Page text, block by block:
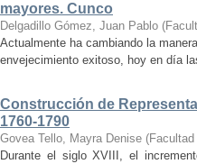
mayores. Cunco
Delgadillo Gómez, Juan Pablo (
Actualmente ha cambiando la
envejecimiento exitoso, hoy en día
Construcción de
1760-1790
Govea Tello, Mayra Denise (
Durante el siglo XVIII, el